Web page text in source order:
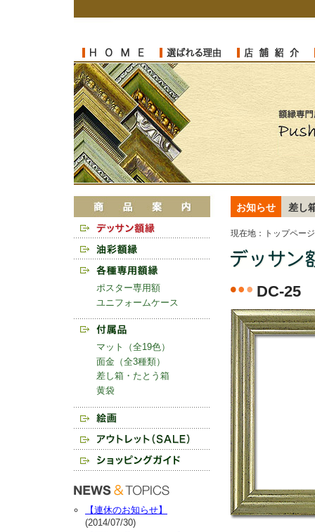
DC-25
ポスター専用額
ユニフォームケース
マット（全19色）
面金（全3種類）
差し箱・たとう箱
黄袋
【連休のお知らせ】
(2014/07/30)
現在地： トップページ
お知らせ 差し